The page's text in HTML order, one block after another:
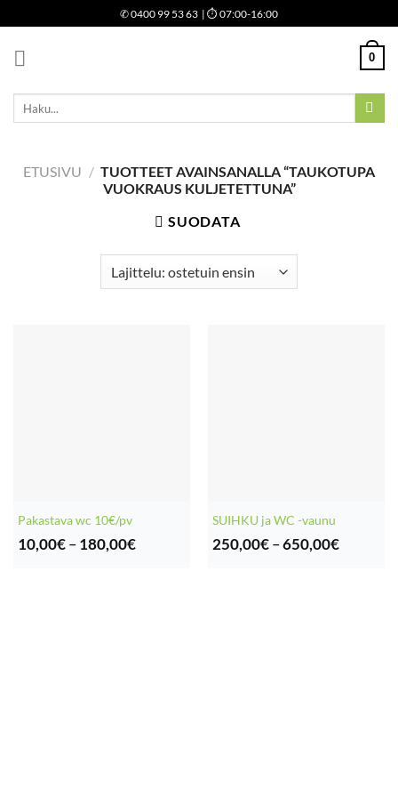
to
content
✆0400 99 53 63 | ⏱ 07:00-16:00
0
Etsi:
ETUSIVU / TUOTTEET AVAINSANALLA “TAUKOTUPA
VUOKRAUS KULJETETTUNA”
SUODATA
Pakastava wc 10€/pv
10,00€ – 180,00€Hintaluokka:
SUIHKU ja WC -vaunu
250,00€ –650,00€